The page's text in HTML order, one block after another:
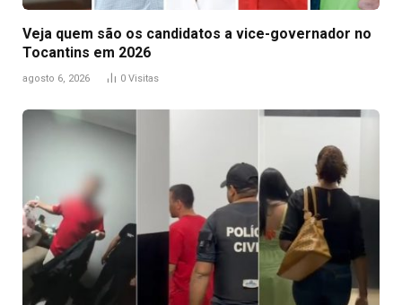
Veja quem são os candidatos a vice-governador no
Tocantins em 2026
agosto 6, 2026 0 Visitas